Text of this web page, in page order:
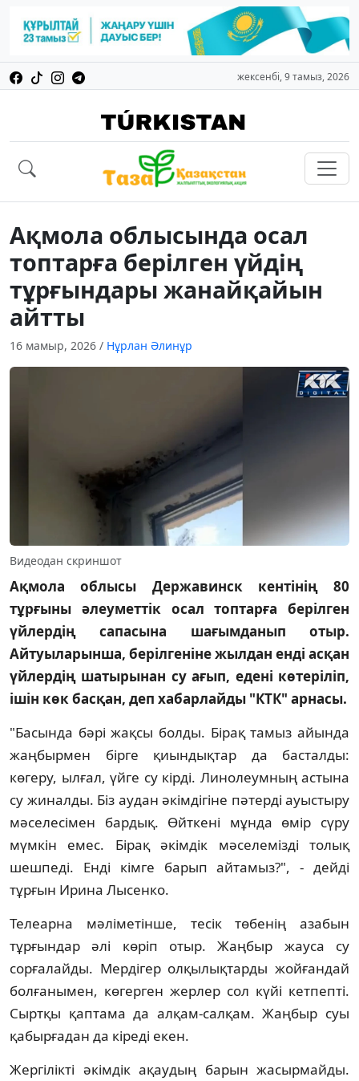
жексенбі, 9 тамыз, 2026
Ақмола облысында осал
топтарға берілген үйдің
тұрғындары жанайқайын
айтты
16 мамыр, 2026 / Нұрлан Әлинұр
Видеодан скриншот
Ақмола облысы Державинск кентінің 80
тұрғыны әлеуметтік осал топтарға берілген
үйлердің сапасына шағымданып отыр.
Айтуыларынша, берілгеніне жылдан енді асқан
үйлердің шатырынан су ағып, едені көтеріліп,
ішін көк басқан, деп хабарлайды "КТК" арнасы.
"Басында бәрі жақсы болды. Бірақ тамыз айында
жаңбырмен бірге қиындықтар да басталды:
көгеру, ылғал, үйге су кірді. Линолеумның астына
су жиналды. Біз аудан әкімдігіне пәтерді ауыстыру
мәселесімен бардық. Өйткені мұнда өмір сүру
мүмкін емес. Бірақ әкімдік мәселемізді толық
шешпеді. Енді кімге барып айтамыз?", - дейді
тұрғын Ирина Лысенко.
Телеарна мәліметінше, тесік төбенің азабын
тұрғындар әлі көріп отыр. Жаңбыр жауса су
сорғалайды. Мердігер олқылықтарды жойғандай
болғанымен, көгерген жерлер сол күйі кетпепті.
Сыртқы қаптама да алқам-салқам. Жаңбыр суы
қабырғадан да кіреді екен.
Жергілікті әкімдік ақаудың барын жасырмайды.